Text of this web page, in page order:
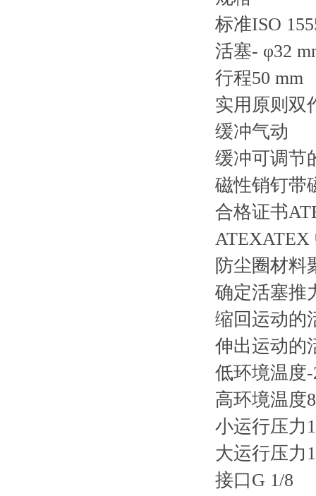
标准ISO
活塞- φ32
行程50 mm
实用原则双
缓冲气动
缓冲可调节
磁性销钉带
合格证书
ATEXATEX
防尘圈材料
确定活塞推
缩回运动的
伸出运动的
低环境温度-
高环境温度
小运行压力
大运行压力
接口G 1/8